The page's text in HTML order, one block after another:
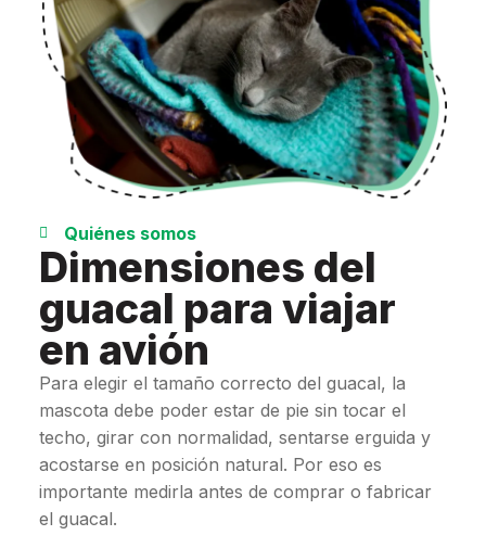
Quiénes somos
Dimensiones del
guacal para viajar
en avión
Para elegir el tamaño correcto del guacal, la
mascota debe poder estar de pie sin tocar el
techo, girar con normalidad, sentarse erguida y
acostarse en posición natural. Por eso es
importante medirla antes de comprar o fabricar
el guacal.